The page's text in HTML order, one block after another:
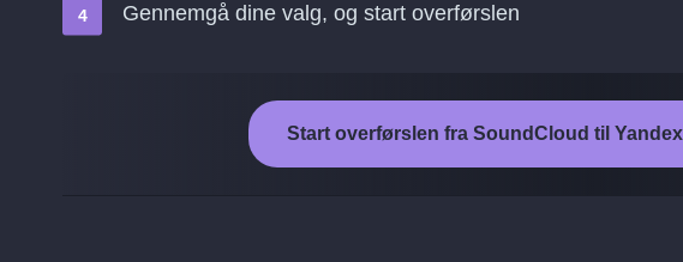
Gennemgå dine valg, og start overførslen
Start overførslen fra SoundCloud til